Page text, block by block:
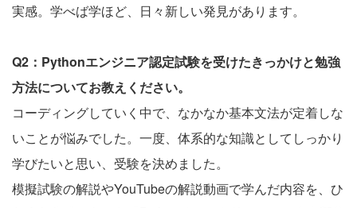
実感。学べば学ほど、日々新しい発見があります。
Q2：Pythonエンジニア認定試験を受けたきっかけと勉強
方法についてお教えください。
コーディングしていく中で、なかなか基本文法が定着しな
いことが悩みでした。一度、体系的な知識としてしっかり
学びたいと思い、受験を決めました。
模擬試験の解説やYouTubeの解説動画で学んだ内容を、ひ